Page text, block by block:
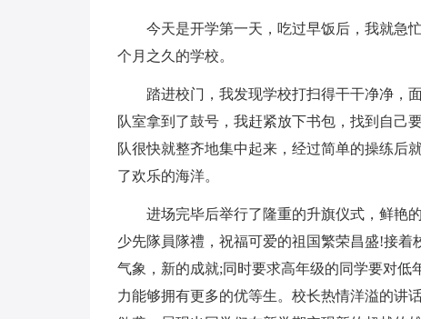
今天是开学第一天，吃过早饭后，我就急
个月之久的学校。
踏进校门，我发现学校打扫得干干净净，
队室拿到了鼓号，我赶紧放下书包，找到自己
队很快就整齐地集中起来，经过简单的操练后
了欢乐的海洋。
进场完毕后举行了隆重的升旗仪式，鲜艳
少先隊員隊禮，祝福可爱的祖国繁荣昌盛!接
气象，新的成就;同时要求高年级的同学要对
力能够拥有更多的优等生。校长热情洋溢的讲